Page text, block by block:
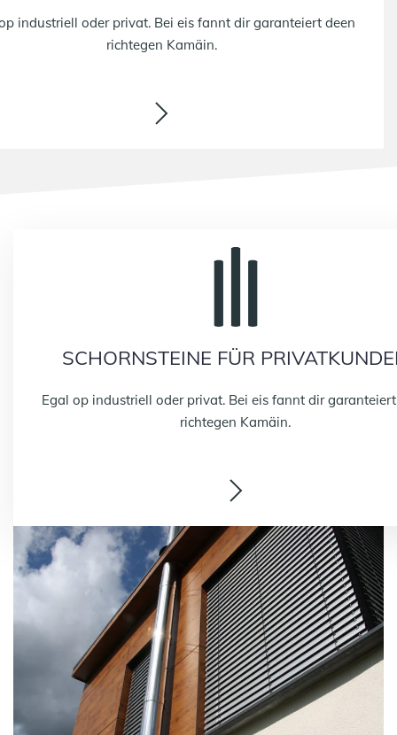
industriell oder privat. Bei eis fannt dir garanteiert deen
richtegen Kamäin.
SCHORNSTEINE FÜR
Egal op industriell oder privat. Bei eis fannt dir
richtegen Kamäin.